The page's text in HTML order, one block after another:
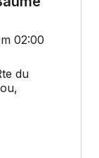
02:00
du